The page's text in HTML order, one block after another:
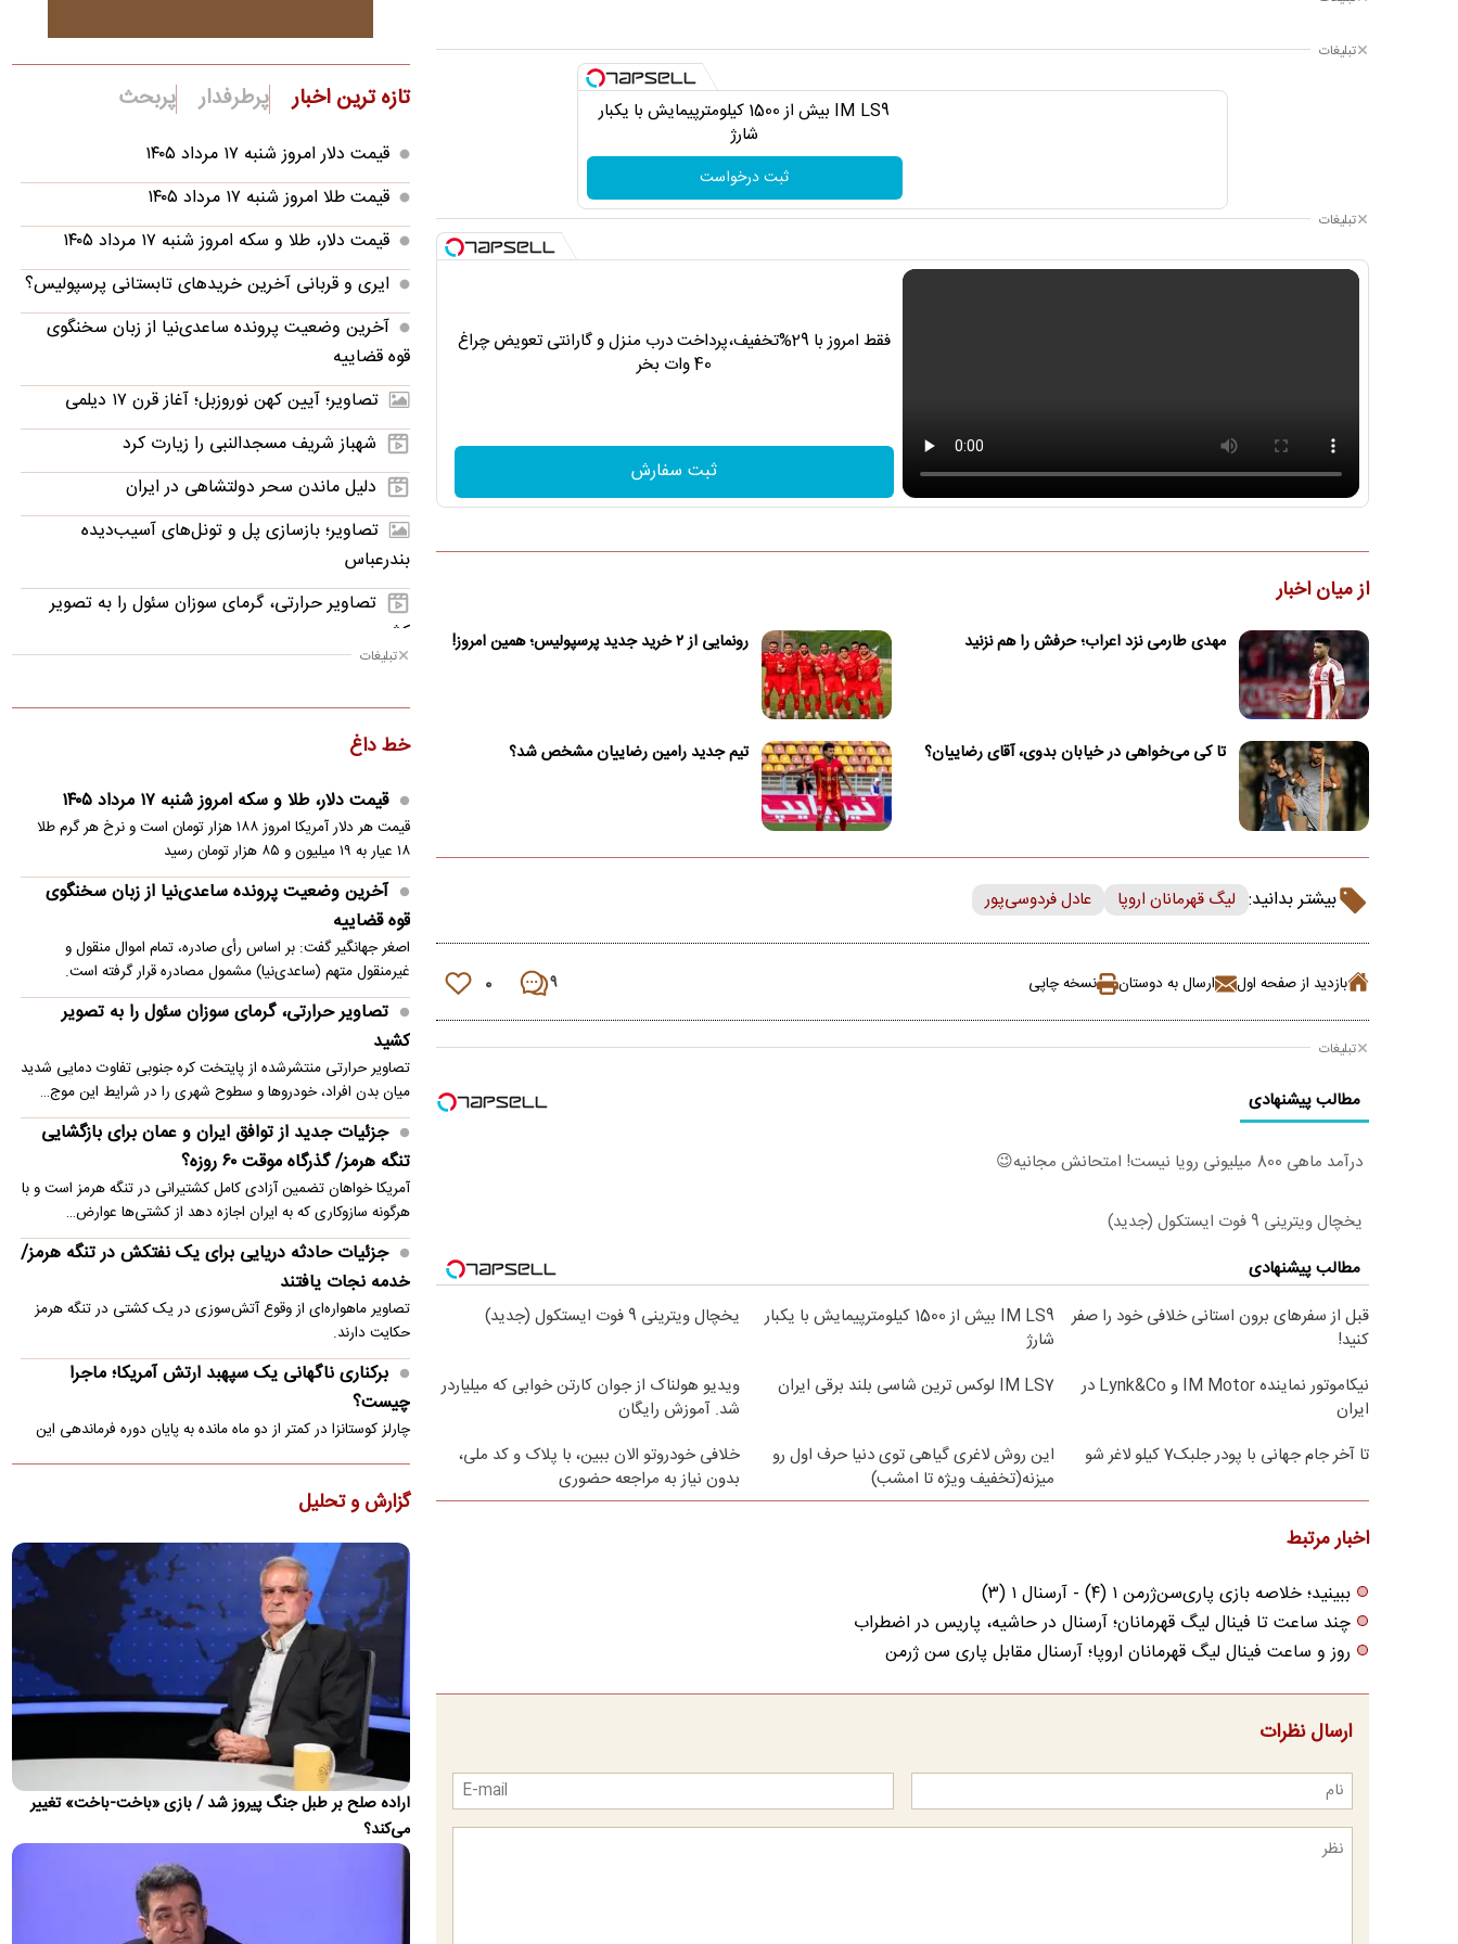
تبلیغات
IM LS9 بیش از 1500 کیلومترپیمایش با یکبار
شارژ
ثبت درخواست
تبلیغات
فقط امروز با 29%تخفیف،پرداخت درب منزل و گارانتی تعویض چراغ
40 وات بخر
ثبت سفارش
از میان اخبار
مهدی طارمی نزد اعراب؛ حرفش را هم نزنید رونمایی از ۲ خرید جدید پرسپولیس؛ همین امروز!
تا کی می‌خواهی در خیابان بدوی، آقای رضاییان؟ تیم جدید رامین رضاییان مشخص شد؟
بیشتر بدانید: لیگ قهرمانان اروپا عادل فردوسی‌پور
بازدید از صفحه اول ارسال به دوستان نسخه چاپی ۹ ۰
تبلیغات
مطالب پیشنهادی
درآمد ماهی 800 میلیونی رویا نیست! امتحانش مجانیه😉
یخچال ویترینی 9 فوت ایستکول (جدید)
مطالب پیشنهادی
قبل از سفرهای برون استانی خلافی خود را صفر
کنید!
IM LS9 بیش از 1500 کیلومترپیمایش با یکبار
شارژ
یخچال ویترینی 9 فوت ایستکول (جدید)
نیکاموتور نماینده IM Motor و Lynk&Co در
ایران
IM LS7 لوکس ترین شاسی بلند برقی ایران
ویدیو هولناک از جوان کارتن خوابی که میلیاردر
شد. آموزش رایگان
تا آخر جام جهانی با پودر جلبک7 کیلو لاغر شو
این روش لاغری گیاهی توی دنیا حرف اول رو
میزنه(تخفیف ویژه تا امشب)
خلافی خودروتو الان ببین، با پلاک و کد ملی،
بدون نیاز به مراجعه حضوری
اخبار مرتبط
ببینید؛ خلاصه بازی پاری‌سن‌ژرمن ۱ (۴) - آرسنال ۱ (۳)
چند ساعت تا فینال لیگ قهرمانان؛ آرسنال در حاشیه، پاریس در اضطراب
روز و ساعت فینال لیگ قهرمانان اروپا؛ آرسنال مقابل پاری سن ژرمن
ارسال نظرات
تازه ترین اخبار پرطرفدار پربحث
قیمت دلار امروز شنبه ۱۷ مرداد ۱۴۰۵
قیمت طلا امروز شنبه ۱۷ مرداد ۱۴۰۵
قیمت دلار، طلا و سکه امروز شنبه ۱۷ مرداد ۱۴۰۵
ایری و قربانی آخرین خریدهای تابستانی پرسپولیس؟
آخرین وضعیت پرونده ساعدی‌نیا از زبان سخنگوی
قوه قضاییه
تصاویر؛ آیین کهن نوروزبل؛ آغاز قرن ۱۷ دیلمی
شهباز شریف مسجدالنبی را زیارت کرد
دلیل ماندن سحر دولتشاهی در ایران
تصاویر؛ بازسازی پل و تونل‌های آسیب‌دیده
بندرعباس
تصاویر حرارتی، گرمای سوزان سئول را به تصویر
کشید
داون
تصاویر؛ نمایش مرگ اشرف غنی
نجات معجزه‌آسای راننده از برخورد مرگبار در بزرگراه
جزئیات جدید از توافق ایران و عمان برای بازگشایی
تنگه هرمز/ گذرگاه موقت ۶۰ روزه؟
تبلیغات
خط داغ
قیمت دلار، طلا و سکه امروز شنبه ۱۷ مرداد ۱۴۰۵
قیمت هر دلار آمریکا امروز ۱۸۸ هزار تومان است و نرخ هر گرم طلا
۱۸ عیار به ۱۹ میلیون و ۸۵ هزار تومان رسید
آخرین وضعیت پرونده ساعدی‌نیا از زبان سخنگوی
قوه قضاییه
اصغر جهانگیر گفت: بر اساس رأی صادره، تمام اموال منقول و
غیرمنقول متهم (ساعدی‌نیا) مشمول مصادره قرار گرفته است.
تصاویر حرارتی، گرمای سوزان سئول را به تصویر
کشید
تصاویر حرارتی منتشرشده از پایتخت کره جنوبی تفاوت دمایی شدید
میان بدن افراد، خودروها و سطوح شهری را در شرایط این موج…
جزئیات جدید از توافق ایران و عمان برای بازگشایی
تنگه هرمز/ گذرگاه موقت ۶۰ روزه؟
آمریکا خواهان تضمین آزادی کامل کشتیرانی در تنگه هرمز است و با
هرگونه سازوکاری که به ایران اجازه دهد از کشتی‌ها عوارض…
جزئیات حادثه دریایی برای یک نفتکش در تنگه هرمز/
خدمه نجات یافتند
تصاویر ماهو‌اره‌ای از وقوع آتش‌سوزی در یک کشتی در تنگه هرمز
حکایت دارند.
برکناری ناگهانی یک سپهبد ارتش آمریکا؛ ماجرا
چیست؟
چارلز کوستانزا در کمتر از دو ماه مانده به پایان دوره فرماندهی این
قیمت گوشی سامسونگ، شیائومی و آیفون امروز
گلکسی A۵۷ در بازار موبایل ۱۰۶ میلیون تومان قیمت خورده است
قیمت محصولات ایران‌خودرو و سایپا امروز شنبه ۱۷
مرداد ۱۴۰۵
میلیون تومان رسید
قسمت جدید اظهارات جنجالی محمدباقر خرازی؛ ما
قطعا با هندوها درگیر خواهیم شد!
باقر خرازی مدعی شد: به‌زودی خواهید دید که اتفاقاتی رخ خواهد
داد و ما قطعاً با هندوها درگیر خواهیم شد؛ چراکه میان…
رونمایی از ۲ خرید جدید پرسپولیس؛ همین امروز!
باشگاه پرسپولیس در حال تکمیل انجام دو خرید بعدی است.
روایتی از امضای توافق‌نامه دفاع مشترک عربستان، ترکیه و پاکستان
«پیمان مکه»؛ کد آغاز آرایش جدید امنیتی در منطقه؟
گزارش و تحلیل
اراده صلح بر طبل جنگ پیروز شد / بازی «باخت-باخت» تغییر
می‌کند؟